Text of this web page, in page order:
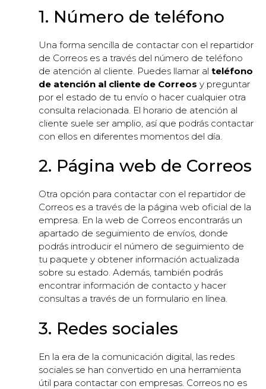
1. Número de teléfono
Una forma sencilla de contactar con el repartidor
de Correos es a través del número de teléfono
de atención al cliente. Puedes llamar al teléfono
de atención al cliente de Correos y preguntar
por el estado de tu envío o hacer cualquier otra
consulta relacionada. El horario de atención al
cliente suele ser amplio, así que podrás contactar
con ellos en diferentes momentos del día.
2. Página web de Correos
Otra opción para contactar con el repartidor de
Correos es a través de la página web oficial de la
empresa. En la web de Correos encontrarás un
apartado de seguimiento de envíos, donde
podrás introducir el número de seguimiento de
tu paquete y obtener información actualizada
sobre su estado. Además, también podrás
encontrar información de contacto y hacer
consultas a través de un formulario en línea.
3. Redes sociales
En la era de la comunicación digital, las redes
sociales se han convertido en una herramienta
útil para contactar con empresas. Correos no es